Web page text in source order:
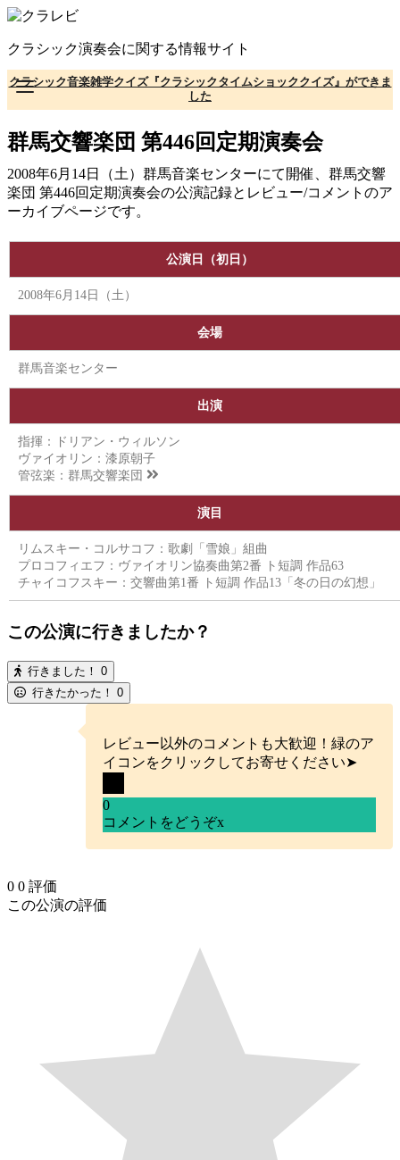
コ
テ
ン
ツ
へ
動
クラシック演奏会に関する情報サイト
クラシック音楽雑学クイズ『クラシックタイムショッククイズ』ができま
した
群馬交響楽団 第446回定期演奏会
2008年6月14日（土）群馬音楽センターにて開催、群馬交響
楽団 第446回定期演奏会の公演記録とレビュー/コメントのア
ーカイブページです。
公演日（初日）
2008年6月14日（土）
会場
群馬音楽センター
出演
指揮：ドリアン・ウィルソン
ヴァイオリン：漆原朝子
管弦楽： 群馬交響楽団
演目
リムスキー・コルサコフ：歌劇「雪娘」組曲
プロコフィエフ：ヴァイオリン協奏曲第2番 ト短調 作品63
チャイコフスキー：交響曲第1番 ト短調 作品13「冬の日の幻想」
この公演に行きましたか？
行きました！ 0
行きたかった！ 0
レビュー以外のコメントも大歓迎！緑のア
イコンをクリックしてお寄せください➤
0
コメントをどうぞx
0 0 評価
この公演の評価